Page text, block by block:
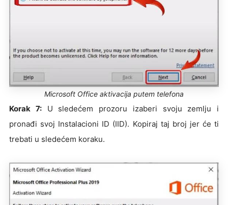
Microsoft Office aktivacija putem telefona
Korak 7:U sledećem prozoru izaberi svoju zemlju i
pronađi svoj Instalacioni ID (IID). Kopiraj taj broj jer će ti
trebati u sledećem koraku.